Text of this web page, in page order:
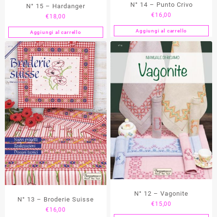
N° 15 – Hardanger
€ 18,00
Aggiungi al carrello
N° 14 – Punto Crivo
€ 16,00
Aggiungi al carrello
N° 13 – Broderie Suisse
€ 16,00
N° 12 – Vagonite
€ 15,00